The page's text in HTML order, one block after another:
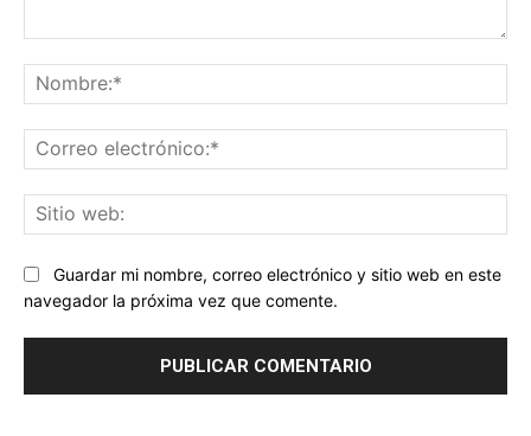
Guardar mi nombre, correo electrónico y sitio web en este
navegador la próxima vez que comente.